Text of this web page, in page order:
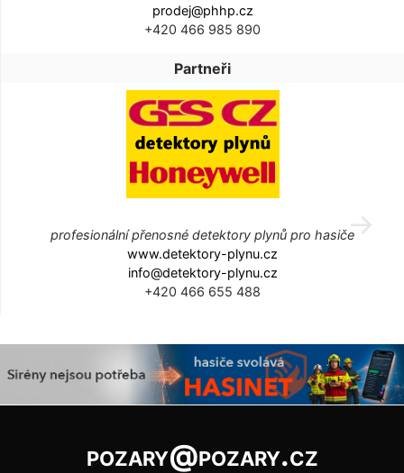
prodej@phhp.cz
+420 466 985 890
Partneři
profesionální přenosné detektory plynů pro hasiče
www.detektory-plynu.cz
info@detektory-plynu.cz
+420 466 655 488
pozary@pozary.cz